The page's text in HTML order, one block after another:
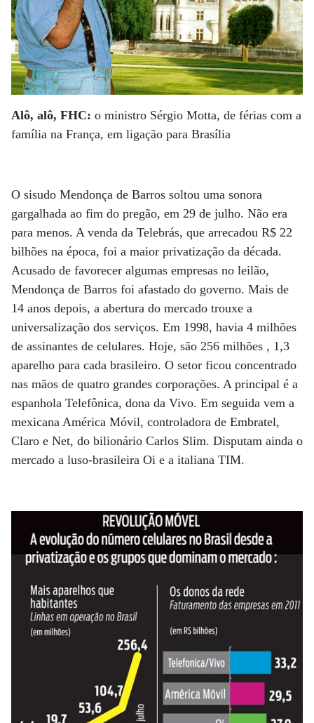
Alô, alô, FHC: o ministro Sérgio Motta, de férias com a
família na França, em ligação para Brasília
O sisudo Mendonça de Barros soltou uma sonora
gargalhada ao fim do pregão, em 29 de julho. Não era
para menos. A venda da Telebrás, que arrecadou R$ 22
bilhões na época, foi a maior privatização da década.
Acusado de favorecer algumas empresas no leilão,
Mendonça de Barros foi afastado do governo. Mais de
14 anos depois, a abertura do mercado trouxe a
universalização dos serviços. Em 1998, havia 4 milhões
de assinantes de celulares. Hoje, são 256 milhões , 1,3
aparelho para cada brasileiro. O setor ficou concentrado
nas mãos de quatro grandes corporações. A principal é a
espanhola Telefônica, dona da Vivo. Em seguida vem a
mexicana América Móvil, controladora de Embratel,
Claro e Net, do bilionário Carlos Slim. Disputam ainda o
mercado a luso-brasileira Oi e a italiana TIM.